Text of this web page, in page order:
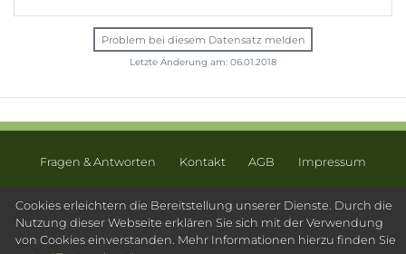
Problem bei diesem Datensatz melden
Letzte Änderung am: 06.01.2018
Fragen & Antworten Kontakt AGB Impressum
Datenschutz Sitemap
© 2003 - 2026 Psychotherapeutensuche.de - PsyOS GmbH
Cookies erleichtern die Bereitstellung unserer Dienste. Durch die
Nutzung dieser Webseite erklären Sie sich mit der Verwendung
von Cookies einverstanden. Mehr Informationen hierzu finden Sie